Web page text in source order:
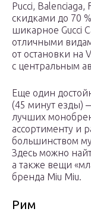
Pucci, Balenciaga,
скидками до 70
шикарное Gucci
отличными
от остановки на
с центральным
Еще один
(45 минут езды)
лучших
ассортименту и
большинством
Здесь можно
а также вещи
бренда Miu Miu.
Рим